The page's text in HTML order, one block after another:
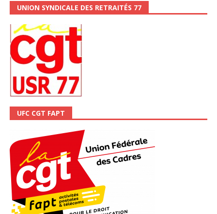
UNION SYNDICALE DES RETRAITÉS 77
UFC CGT FAPT